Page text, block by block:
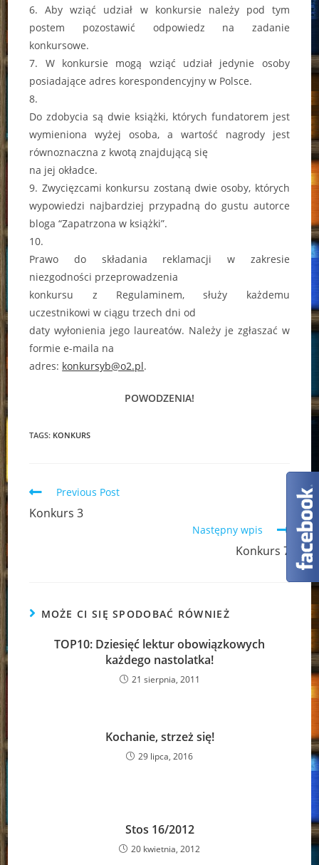
6. Aby wziąć udział w konkursie należy pod tym
postem pozostawić odpowiedz na zadanie
konkursowe.
7. W konkursie mogą wziąć udział jedynie osoby
posiadające adres korespondencyjny w Polsce.
8.
Do zdobycia są dwie książki, których fundatorem jest
wymieniona wyżej osoba, a wartość nagrody jest
równoznaczna z kwotą znajdującą się
na jej okładce.
9. Zwycięzcami konkursu zostaną dwie osoby, których
wypowiedzi najbardziej przypadną do gustu autorce
bloga “Zapatrzona w książki”.
10.
Prawo do składania reklamacji w zakresie
niezgodności przeprowadzenia
konkursu z Regulaminem, służy każdemu
uczestnikowi w ciągu trzech dni od
daty wyłonienia jego laureatów. Należy je zgłaszać w
formie e-maila na
adres: konkursyb@o2.pl.
POWODZENIA!
TAGS: KONKURS
Read
more
articles
Previous Post
Konkurs 3
Następny wpis
Konkurs 7
MOŻE CI SIĘ SPODOBAĆ RÓWNIEŻ
TOP10: Dziesięć lektur obowiązkowych
każdego nastolatka!
21 sierpnia, 2011
Kochanie, strzeż się!
29 lipca, 2016
Stos 16/2012
20 kwietnia, 2012